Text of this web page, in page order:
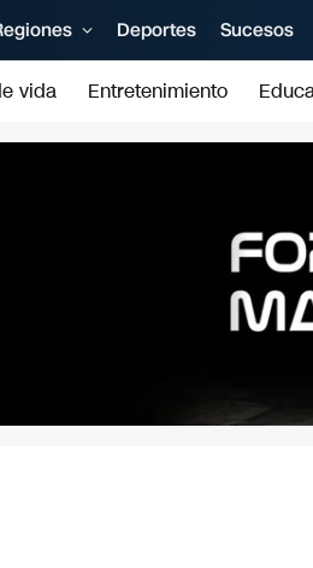
Deportes Sucesos
vida Entretenimiento